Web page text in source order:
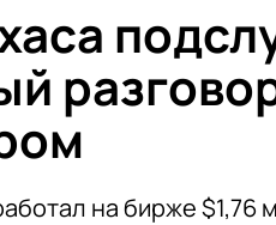
на бирже $1,76